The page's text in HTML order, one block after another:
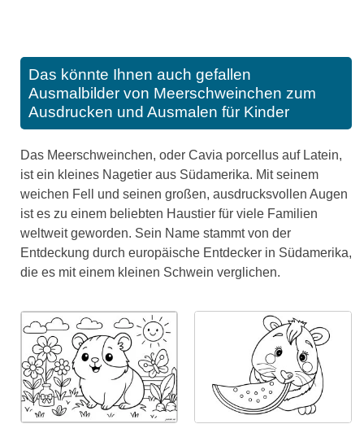
Das könnte Ihnen auch gefallen
Ausmalbilder von Meerschweinchen zum
Ausdrucken und Ausmalen für Kinder
Das Meerschweinchen, oder Cavia porcellus auf Latein,
ist ein kleines Nagetier aus Südamerika. Mit seinem
weichen Fell und seinen großen, ausdrucksvollen Augen
ist es zu einem beliebten Haustier für viele Familien
weltweit geworden. Sein Name stammt von der
Entdeckung durch europäische Entdecker in Südamerika,
die es mit einem kleinen Schwein verglichen.